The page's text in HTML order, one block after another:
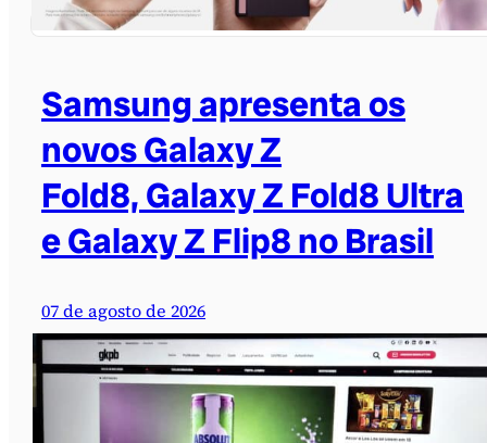
Samsung apresenta os
novos Galaxy Z
Fold8, Galaxy Z Fold8 Ultra
e Galaxy Z Flip8 no Brasil
07 de agosto de 2026